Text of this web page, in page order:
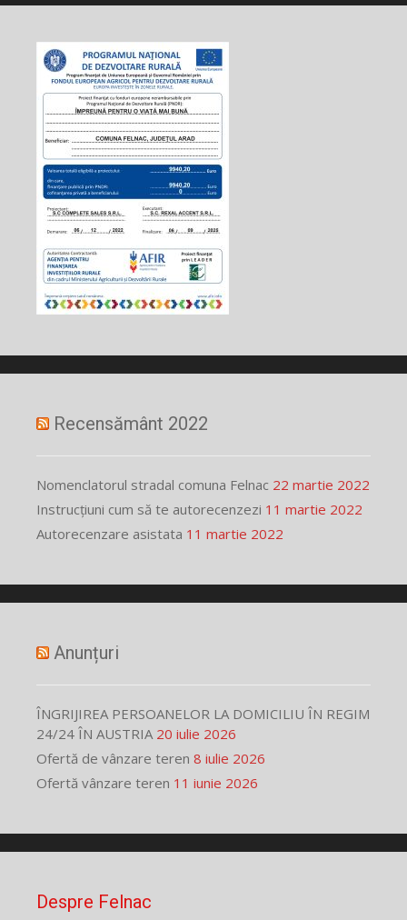
Recensământ 2022
Nomenclatorul stradal comuna Felnac 22 martie 2022
Instrucțiuni cum să te autorecenzezi 11 martie 2022
Autorecenzare asistata 11 martie 2022
Anunțuri
ÎNGRIJIREA PERSOANELOR LA DOMICILIU ÎN REGIM
24/24 ÎN AUSTRIA 20 iulie 2026
Ofertă de vânzare teren 8 iulie 2026
Ofertă vânzare teren 11 iunie 2026
Despre Felnac